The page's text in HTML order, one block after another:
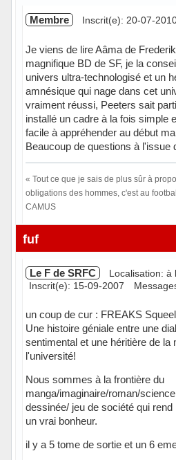
Membre Inscrit(e): 20-07-
Je viens de lire Aâma de
magnifique BD de SF, je la
univers ultra-technologisé et un
amnésique qui nage dans cet
vraiment réussi, Peeters sait
installé un cadre à la fois simple
facile à appréhender au début
Beaucoup de questions à l'issue
« Tout ce que je sais de plus sûr à
obligations des hommes, c'est au
CAMUS
Hors ligne
fuf
Le F de SRFC
Localisation: à
Inscrit(e): 15-09-2007
un coup de cur : FREAKS
Une histoire géniale entre une
sentimental et une héritière de la
l'université!
Nous sommes à la frontière du
manga/imaginaire/roman/
dessinée/ jeu de société qui
un vrai bonheur.
il y a 5 tome de sortie et un 6